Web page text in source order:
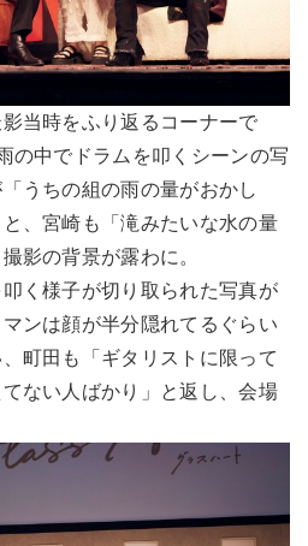
当時をふり返るコーナーで
の中でドラムを叩くシーンの写
うちの組の雨の量がおかし
、宮崎も「滝みたいな水の量
影の背景が露わに。
く様子が切り取られた写真が
ンは顔が半分隠れてるぐらい
町田も「ギタリストに限って
ない人ばかり」と返し、会場